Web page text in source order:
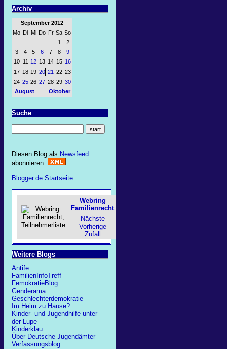
Archiv
September 2012
Mo Di Mi Do Fr Sa So
1
2
3
4 5 6 7 8
9
10
11 12 13 14 15 16
17 18 19 20 21 22 23
24 25 26 27 28 29 30
August
Oktober
Suche
Diesen Blog als Newsfeed
abonnieren:
Blogger.de Startseite
Webring
Familienrecht
Nächste
Vorherige
Zufall
Weitere Blogs
Antife
FamilienInfoTreff
FemokratieBlog
Genderama
Geschlechterdemokratie
Im Heim zu Hause?
Kinder- und Jugendhilfe unter
der Lupe
Kinderklau
Über Deutsche Jugendämter
Verfassungsblog